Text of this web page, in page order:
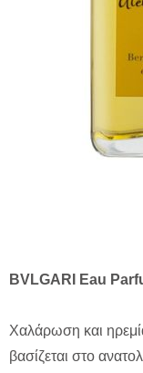
BVLGARI Eau
Χαλάρωση και
βασίζεται στο